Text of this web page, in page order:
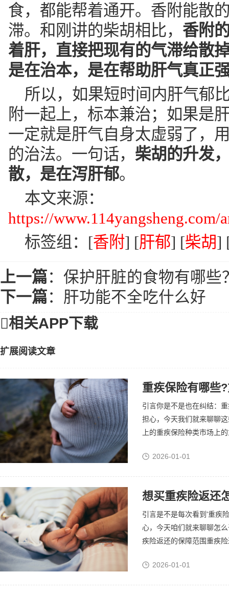
食，都能帮着通开。香附能散
滞。和刚讲的柴胡相比，香附
着肝，直接把现有的气滞给散
是在治本，是在帮助肝气真正
所以，如果短时间内肝气郁
附一起上，标本兼治；如果是
一定就是肝气自身太虚弱了，
的治法。一句话，柴胡的升发
散，是在泻肝郁。
本文来源：
https://www.114yangsheng.com/
标签组：[香附] [肝郁] [柴胡]
上一篇： 保护肝脏的食物有哪些
下一篇： 肝功能不全吃什么好
相关APP下载
扩展阅读文章
重疾保险有哪些
引言你是不是也在纠结：
担心，今天我们就来聊聊
上的重疾保险种类市场上
2026-01-01
引言是不是每次看到'重疾
心，今天咱们就来聊聊怎
疾险返还的保障范围重疾
2026-01-01